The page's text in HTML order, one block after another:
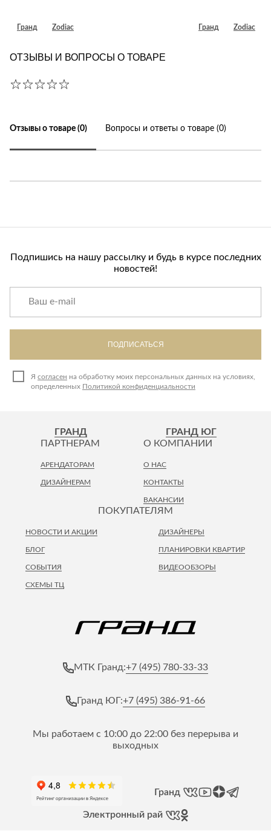
Гранд Zodiac Гранд Zodiac
ОТЗЫВЫ И ВОПРОСЫ О ТОВАРЕ
Отзывы о товаре (0) Вопросы и ответы о товаре (0)
Подпишись на нашу рассылку и будь в курсе последних
новостей!
ПОДПИСАТЬСЯ
Я согласен на обработку моих персональных данных на условиях,
определенных Политикой конфиденциальности
ГРАНД ГРАНД ЮГ
ПОКУПАТЕЛЯМ
НОВОСТИ И АКЦИИ
ПЛАНИРОВКИ КВАРТИР
ВИДЕООБЗОРЫ
БЛОГ
СОБЫТИЯ
СХЕМЫ ТЦ
ДИЗАЙНЕРЫ
ПАРТНЕРАМ
АРЕНДАТОРАМ
ДИЗАЙНЕРАМ
О КОМПАНИИ
О НАС
КОНТАКТЫ
ВАКАНСИИ
МТК Гранд:+7 (495) 780-33-33
Гранд ЮГ:+7 (495) 386-91-66
Мы работаем с 10:00 до 22:00 без перерыва и
выходных
Гранд
Электронный рай